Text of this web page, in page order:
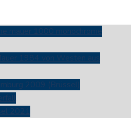
mauer 1000 monochrome
1984 von Westen aus
2009 (Brüssel)
2021